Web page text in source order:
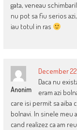
gata, veneau
nu pot sa fiu serios
iau totul in ras
Anonim
December
Daca nu
eram azi
care isi permit sa aiba
bolnavi. In sinele meu
cand realizez ca am